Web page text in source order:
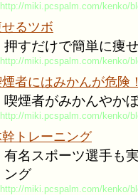
http://miki.pcspalm.com/kenko/
るツボ
押すだけで簡単に痩
http://miki.pcspalm.com/kenko/
者にはみかんが危険
喫煙者がみかんやか
http://miki.pcspalm.com/kenko/
トレーニング
有名スポーツ選手も
ング
http://miki.pcspalm.com/kenko/